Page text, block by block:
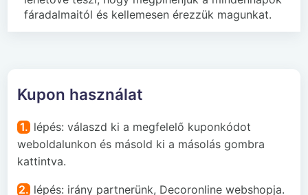
fáradalmaitól és kellemesen érezzük magunkat.
Kupon használat
1. lépés: válaszd ki a megfelelő kuponkódot
weboldalunkon és másold ki a másolás gombra
kattintva.
2. lépés: irány partnerünk, Decoronline webshopja.